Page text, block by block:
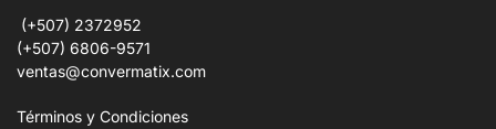
(+507) 2372952
(+507) 6806-9571
ventas@convermatix.com
Términos y Condiciones